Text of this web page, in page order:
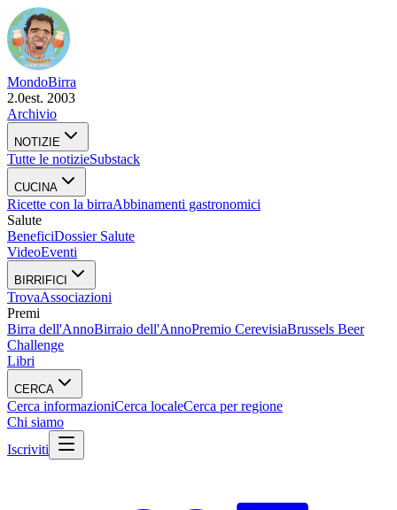
MondoBirra
2.0est. 2003
Archivio
NOTIZIE
Tutte le notizieSubstack
CUCINA
Ricette con la birraAbbinamenti gastronomici
Salute
BeneficiDossier Salute
VideoEventi
BIRRIFICI
TrovaAssociazioni
Premi
Birra dell'AnnoBirraio dell'AnnoPremio CerevisiaBrussels Beer
Challenge
Libri
CERCA
Cerca informazioniCerca localeCerca per regione
Chi siamo
Iscriviti